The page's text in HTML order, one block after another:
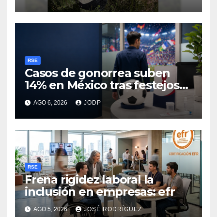
RSE
Casos de gonorrea suben
14% en México tras festejos
futboleros: Fundación MSI
AGO 6, 2026 JODP
RSE
Frena rigidez laboral la
inclusión en empresas: efr
AGO 5, 2026 JOSÉ RODRÍGUEZ